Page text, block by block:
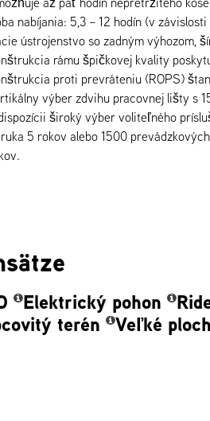
nabíjania: 5,3 – 12 hodín (v
ústrojenstvo so zadným výhozom,
rámu špičkovej kvality
proti prevráteniu (ROPS)
výber zdvihu pracovnej lišty s
široký výber voliteľného
5 rokov alebo 1500
Elektrický pohon
terén Veľké